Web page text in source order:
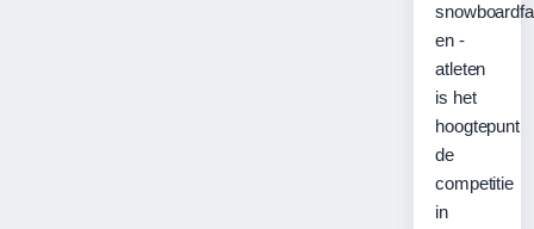
en -
atleten
is het
hoogtepunt
de
competitie
in